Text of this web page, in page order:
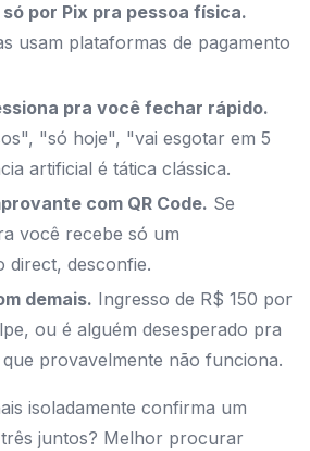
por Pix pra pessoa física.
usam plataformas de pagamento
pra você fechar rápido.
"só hoje", "vai esgotar em 5
artificial é tática clássica.
com QR Code. Se
você recebe só um
desconfie.
demais. Ingresso de R$ 150 por
ou é alguém desesperado pra
provavelmente não funciona.
isoladamente confirma um
juntos? Melhor procurar